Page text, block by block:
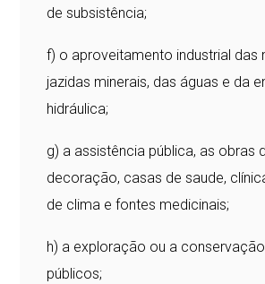
de subsistência;
f) o aproveitamento industrial das
jazidas minerais, das águas e da
hidráulica;
g) a assistência pública, as obras
decoração, casas de saude,
de clima e fontes medicinais;
h) a exploração ou a
públicos;